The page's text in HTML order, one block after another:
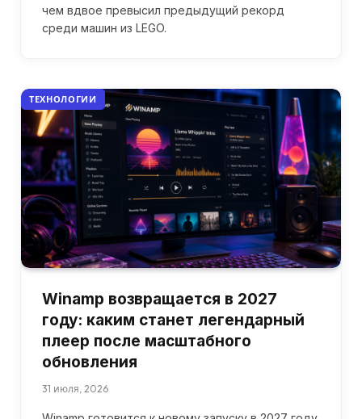
чем вдвое превысил предыдущий рекорд
среди машин из LEGO.
ТЕХНОЛОГИИ
Winamp возвращается в 2027
году: каким станет легендарный
плеер после масштабного
обновления
31 июля, 2026